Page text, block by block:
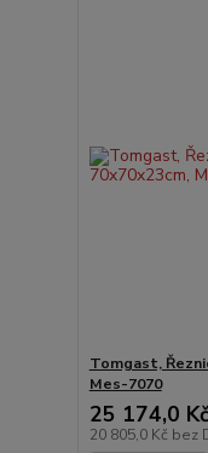
Tomgast,
Mes-7070
25 174,0 Kč
20 805,0 Kč bez